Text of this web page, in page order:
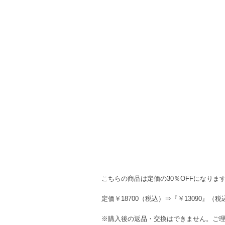
こちらの商品は定価の30％OFFになります
定価￥18700（税込）⇒『￥13090』（税
※購入後の返品・交換はできません。ご